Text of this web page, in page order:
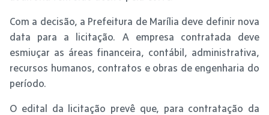
Com a decisão, a Prefeitura de Marília deve definir nova
data para a licitação. A empresa contratada deve
esmiuçar as áreas financeira, contábil, administrativa,
recursos humanos, contratos e obras de engenharia do
período.
O edital da licitação prevê que, para contratação da